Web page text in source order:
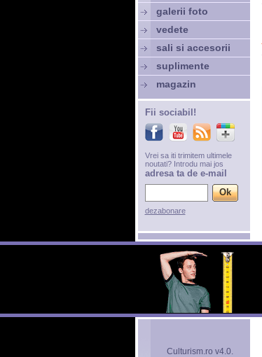
galerii foto
vedete
sali si accesorii
suplimente
magazin
Fii sociabil!
Vrei sa iti trimitem ultimele
noutati? Introdu mai jos
adresa ta de e-mail
dezabonare
Culturism.ro v4.0.